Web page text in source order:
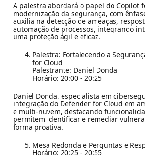
A palestra abordará o papel do Copilot
modernização da segurança, com
auxilia na detecção de ameaças,
automação de processos, integrando
uma proteção ágil e eficaz.
Palestra: Fortalecendo a
for Cloud
Palestrante: Daniel Donda
Horário: 20:00 - 20:25
Daniel Donda, especialista em
integração do Defender for Cloud em
e multi-nuvem, destacando
permitem identificar e remediar
forma proativa.
Mesa Redonda e Perguntas e
Horário: 20:25 - 20:55